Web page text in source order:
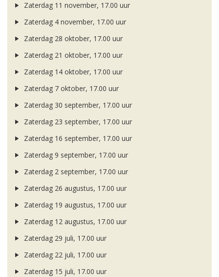
Zaterdag 11 november, 17.00 uur
Zaterdag 4 november, 17.00 uur
Zaterdag 28 oktober, 17.00 uur
Zaterdag 21 oktober, 17.00 uur
Zaterdag 14 oktober, 17.00 uur
Zaterdag 7 oktober, 17.00 uur
Zaterdag 30 september, 17.00 uur
Zaterdag 23 september, 17.00 uur
Zaterdag 16 september, 17.00 uur
Zaterdag 9 september, 17.00 uur
Zaterdag 2 september, 17.00 uur
Zaterdag 26 augustus, 17.00 uur
Zaterdag 19 augustus, 17.00 uur
Zaterdag 12 augustus, 17.00 uur
Zaterdag 29 juli, 17.00 uur
Zaterdag 22 juli, 17.00 uur
Zaterdag 15 juli, 17.00 uur